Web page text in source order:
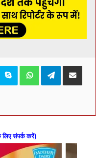
Skype WhatsAppTelegramShare via
लिए संपर्क करें)